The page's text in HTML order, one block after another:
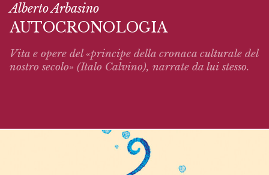
Alberto Arbasino
AUTOCRONOLOGIA
Vita e opere del «principe della cronaca culturale del
nostro secolo» (Italo Calvino), narrate da lui stesso.